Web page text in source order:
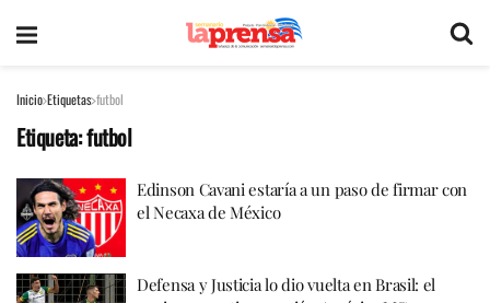
Inicio Etiquetas futbol
Etiqueta:futbol
Edinson Cavani estaría a un paso de firmar con
el Necaxa de México
Defensa y Justicia lo dio vuelta en Brasil: el